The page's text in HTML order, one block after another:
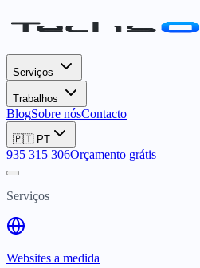
Serviços
Trabalhos
BlogSobre nósContacto
🇵🇹 PT
935 315 306Orçamento grátis
Serviços
Websites a medida